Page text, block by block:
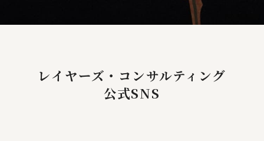
レイヤーズ・コンサルティング
公式SNS